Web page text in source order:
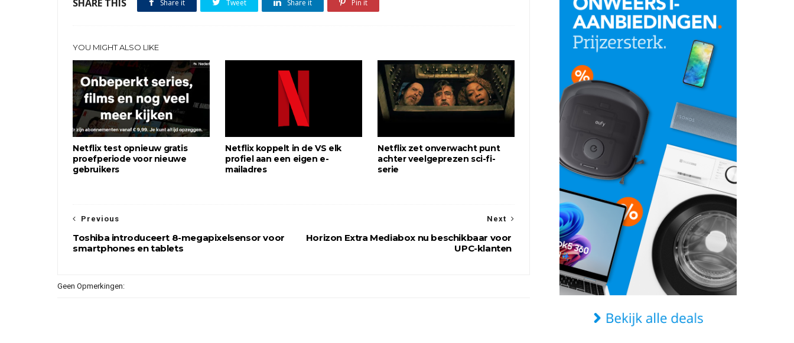
SHARE THIS Share it Tweet Share it Pin it
YOU MIGHT ALSO LIKE
Netflix test opnieuw gratis
proefperiode voor nieuwe
gebruikers
Netflix koppelt in de VS elk
profiel aan een eigen e-
mailadres
Netflix zet onverwacht punt
achter veelgeprezen sci-fi-
serie
Next
Horizon Extra Mediabox nu beschikbaar voor
UPC-klanten
Previous
Toshiba introduceert 8-megapixelsensor voor
smartphones en tablets
Geen Opmerkingen: